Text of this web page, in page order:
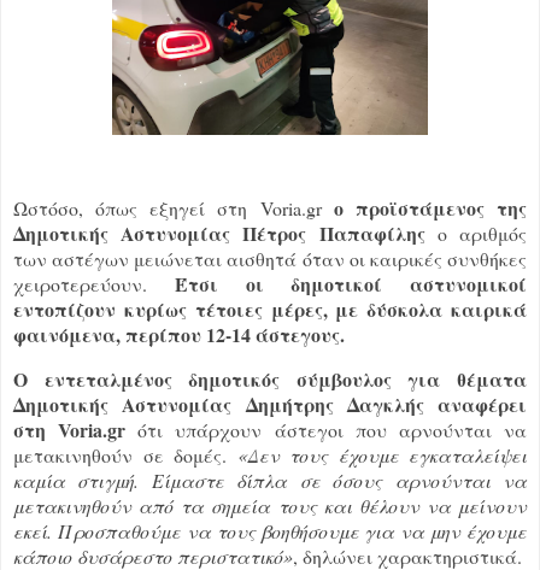
Ωστόσο, όπως εξηγεί στη Voria.gr ο προϊστάμενος της
Δημοτικής Αστυνομίας Πέτρος Παπαφίληςο αριθμός
των αστέγων μειώνεται αισθητά όταν οι καιρικές συνθήκες
χειροτερεύουν. Έτσι οι δημοτικοί αστυνομικοί
εντοπίζουν κυρίως τέτοιες μέρες, με δύσκολα καιρικά
φαινόμενα, περίπου 12-14 άστεγους.
Ο εντεταλμένος δημοτικός σύμβουλος για θέματα
Δημοτικής Αστυνομίας Δημήτρης Δαγκλής αναφέρει
στη Voria.gr ότι υπάρχουν άστεγοι που αρνούνται να
μετακινηθούν σε δομές. «Δεν τους έχουμε εγκαταλείψει
καμία στιγμή. Είμαστε δίπλα σε όσους αρνούνται να
μετακινηθούν από τα σημεία τους και θέλουν να μείνουν
εκεί. Προσπαθούμε να τους βοηθήσουμε για να μην έχουμε
κάποιο δυσάρεστο περιστατικό», δηλώνει χαρακτηριστικά.